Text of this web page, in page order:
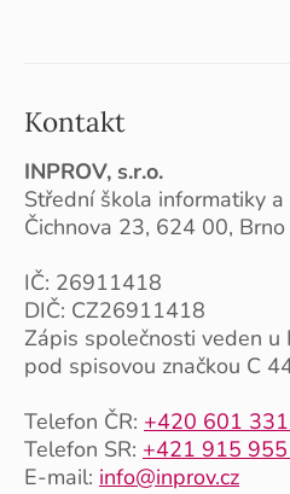
Kontakt
INPROV, s.r.o.
Střední škola informatiky a
Čichnova 23, 624 00, Brno
IČ: 26911418
DIČ: CZ26911418
Zápis společnosti veden u
pod spisovou značkou C
Telefon ČR: +420 601
Telefon SR: +421 915
E-mail: info@inprov.cz